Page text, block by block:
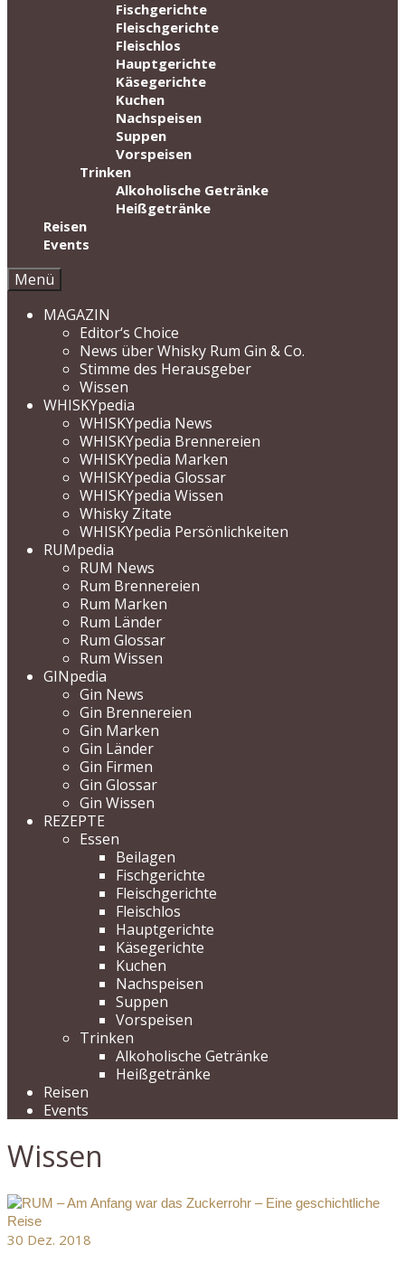
Fischgerichte
Fleischgerichte
Fleischlos
Hauptgerichte
Käsegerichte
Kuchen
Nachspeisen
Suppen
Vorspeisen
Trinken
Alkoholische Getränke
Heißgetränke
Reisen
Events
Menü
MAGAZIN
Editor‘s Choice
News über Whisky Rum Gin & Co.
Stimme des Herausgeber
Wissen
WHISKYpedia
WHISKYpedia News
WHISKYpedia Brennereien
WHISKYpedia Marken
WHISKYpedia Glossar
WHISKYpedia Wissen
Whisky Zitate
WHISKYpedia Persönlichkeiten
RUMpedia
RUM News
Rum Brennereien
Rum Marken
Rum Länder
Rum Glossar
Rum Wissen
GINpedia
Gin News
Gin Brennereien
Gin Marken
Gin Länder
Gin Firmen
Gin Glossar
Gin Wissen
REZEPTE
Essen
Beilagen
Fischgerichte
Fleischgerichte
Fleischlos
Hauptgerichte
Käsegerichte
Kuchen
Nachspeisen
Suppen
Vorspeisen
Trinken
Alkoholische Getränke
Heißgetränke
Reisen
Events
Wissen
30 Dez. 2018